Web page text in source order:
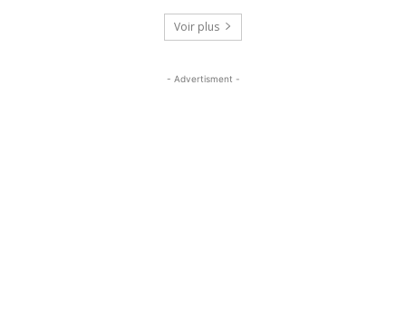
Voir plus
- Advertisment -